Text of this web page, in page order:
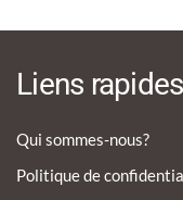
Liens rapides
Qui sommes-nous?
Politique de